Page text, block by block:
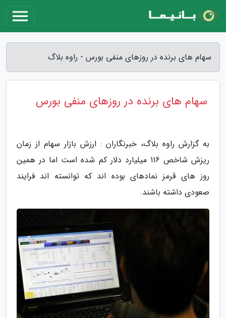
سهام های برنده در روزهای منفی بورس - راوه بلاگ
سهام های برنده در روزهای منفی بورس
به گزارش راوه بلاگ، خبرنگاران : ارزش بازار سهام از زمان
ریزش شاخص 116 میلیارد دلار کم شده است اما در همین
روز های قرمز نمادهای بوده اند که توانسته اند فرایند
صعودی داشته باشند.